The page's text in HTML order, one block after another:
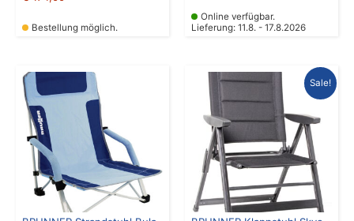
Bestellung möglich.
Online verfügbar.
Lieferung: 11.8. - 17.8.2026
Sale!
Ursprünglicher
Preis
war:
Aktueller
Preis
ist:
€ 79,99.